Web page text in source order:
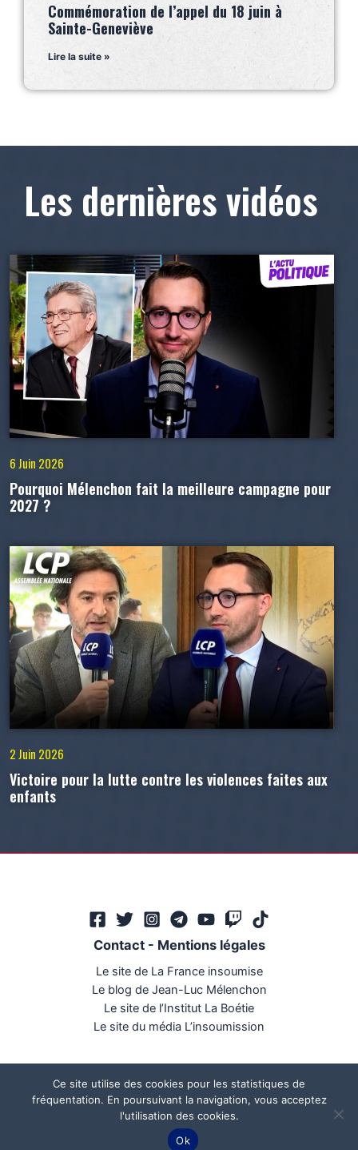
Commémoration de l’appel du 18 juin à
Sainte-Geneviève
Lire la suite »
Les dernières vidéos
6 Juin 2026
Pourquoi Mélenchon fait la meilleure campagne pour
2027 ?
2 Juin 2026
Victoire pour la lutte contre les violences faites aux
enfants
Contact- Mentions légales
Le site de La France insoumise
Le blog de Jean-Luc Mélenchon
Le site de l’Institut La Boétie
Le site du média L’insoumission
Mégaphone communication
Ce site utilise des cookies pour les statistiques de
fréquentation. En poursuivant la navigation, vous acceptez
l'utilisation des cookies.
Ok